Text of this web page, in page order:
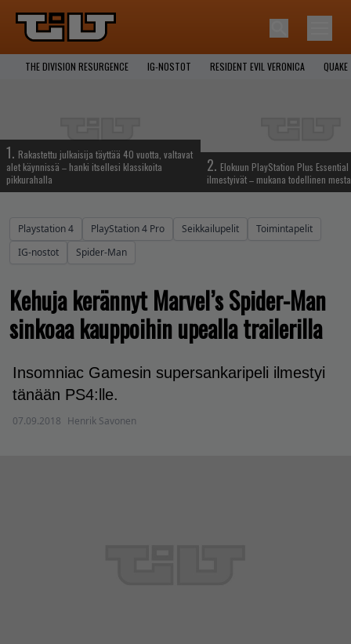
THE DIVISION RESURGENCE IG-NOSTOT RESIDENT EVIL VERONICA QUAKE
1. Rakastettu julkaisija täyttää 40 vuotta, valtavat
alet käynnissä – hanki itsellesi klassikoita
pikkurahalla
2. Elokuun PlayStation Plus
ilmestyivät – mukana todellinen
Playstation 4 PlayStation 4 Pro Seikkailupelit
Toimintapelit
IG-nostot
Spider-Man
Kehuja kerännyt Marvel’s Spider-Man
sinkoaa kauppoihin upealla trailerilla
Insomniac Gamesin supersankaripeli ilmestyi
tänään PS4:lle.
07.09.2018 Henrik Savonen